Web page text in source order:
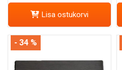
Lisa ostukorvi
- 34 %